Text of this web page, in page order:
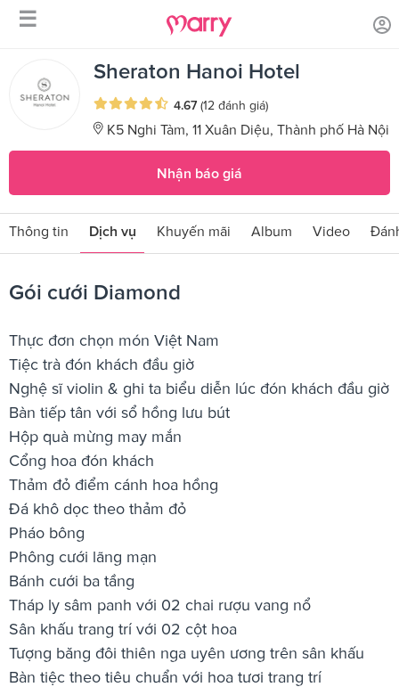
☰
Trang chủ Sản phẩm dịch vụ / Gói cưới Diamond
Sheraton Hanoi Hotel
4.67 (12 đánh giá)
K5 Nghi Tàm, 11 Xuân Diệu, Thành phố Hà Nội
Nhận báo giá
Thông tin Dịch vụ Khuyến mãi Album Video
Gói cưới Diamond
Thực đơn chọn món Việt Nam
Tiệc trà đón khách đầu giờ
Nghệ sĩ violin & ghi ta biểu diễn lúc đón khách đầu giờ
Bàn tiếp tân với sổ hồng lưu bút
Hộp quà mừng may mắn
Cổng hoa đón khách
Thảm đỏ điểm cánh hoa hồng
Đá khô dọc theo thảm đỏ
Pháo bông
Phông cưới lãng mạn
Bánh cưới ba tầng
Tháp ly sâm panh với 02 chai rượu vang nổ
Sân khấu trang trí với 02 cột hoa
Tượng băng đôi thiên nga uyên ương trên sân khấu
Bàn tiệc theo tiêu chuẩn với hoa tươi trang trí